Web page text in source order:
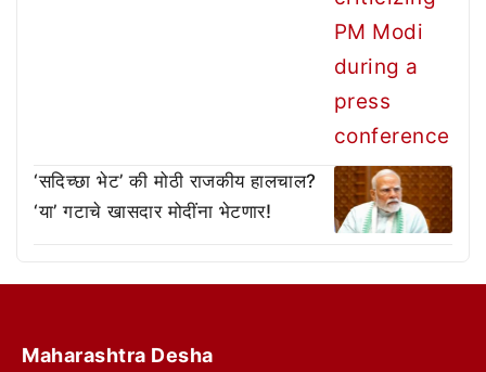
‘सदिच्छा भेट’ की मोठी राजकीय हालचाल?
‘या’ गटाचे खासदार मोदींना भेटणार!
Maharashtra Desha